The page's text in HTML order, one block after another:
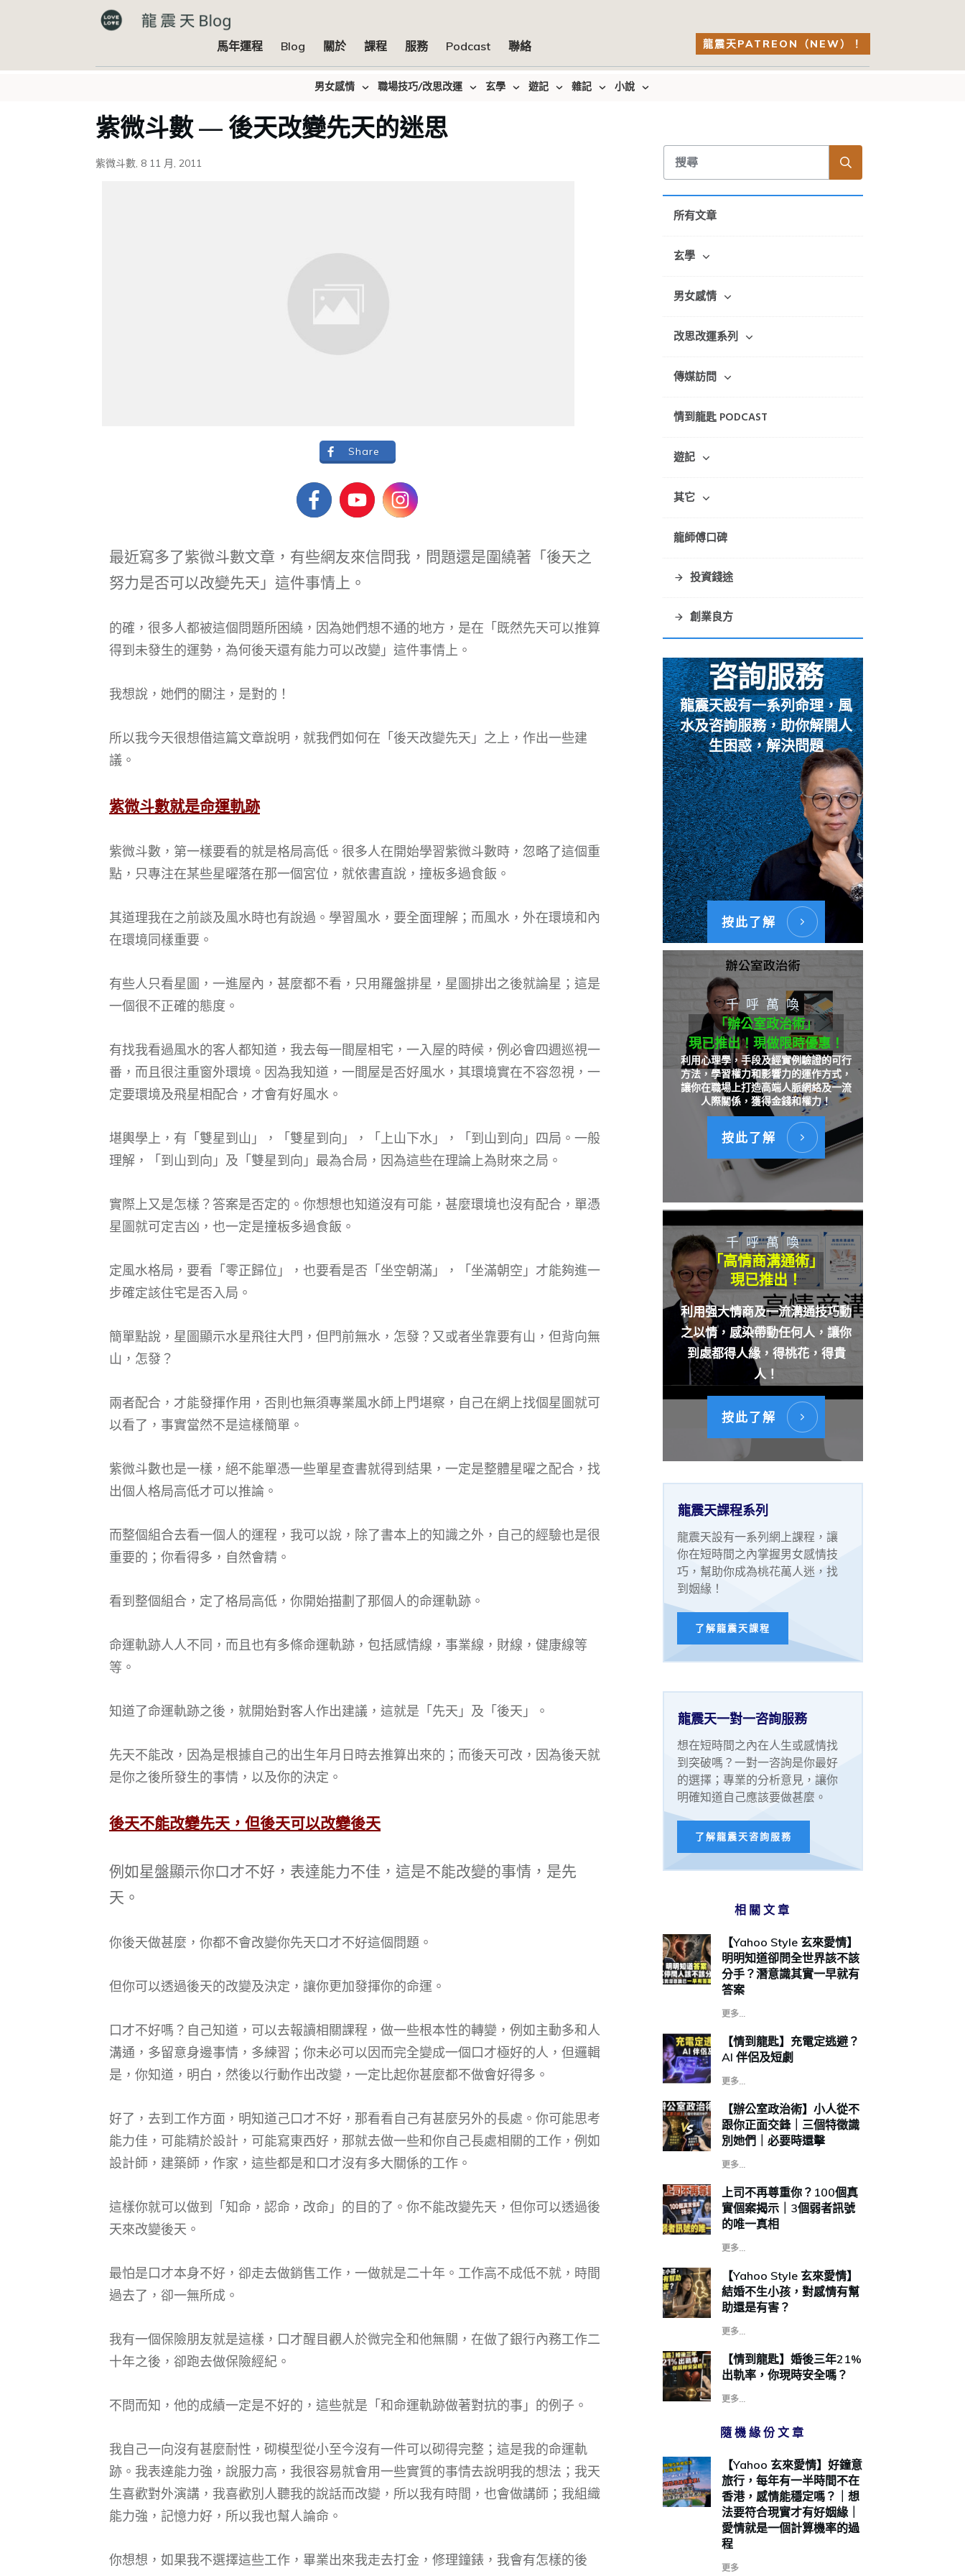
馬年運程 Blog 關於 課程 服務 Podcast 聯絡 龍震天PATREON（NEW）！
男女感情 職場技巧/改思改運 玄學 遊記 雜記 小說
紫微斗數 — 後天改變先天的迷思
紫微斗數, 8 11 月, 2011
Share
最近寫多了紫微斗數文章，有些網友來信問我，問題還是圍繞著「後天之
努力是否可以改變先天」這件事情上。
的確，很多人都被這個問題所困繞，因為她們想不通的地方，是在「既然先天可以推算
得到未發生的運勢，為何後天還有能力可以改變」這件事情上。
我想說，她們的關注，是對的！
所以我今天很想借這篇文章說明，就我們如何在「後天改變先天」之上，作出一些建
議。
紫微斗數就是命運軌跡
紫微斗數，第一樣要看的就是格局高低。很多人在開始學習紫微斗數時，忽略了這個重
點，只專注在某些星曜落在那一個宮位，就依書直說，撞板多過食飯。
其道理我在之前談及風水時也有說過。學習風水，要全面理解；而風水，外在環境和內
在環境同樣重要。
有些人只看星圖，一進屋內，甚麼都不看，只用羅盤排星，星圖排出之後就論星；這是
一個很不正確的態度。
有找我看過風水的客人都知道，我去每一間屋相宅，一入屋的時候，例必會四週巡視一
番，而且很注重窗外環境。因為我知道，一間屋是否好風水，其環境實在不容忽視，一
定要環境及飛星相配合，才會有好風水。
堪輿學上，有「雙星到山」，「雙星到向」，「上山下水」，「到山到向」四局。一般
理解，「到山到向」及「雙星到向」最為合局，因為這些在理論上為財來之局。
實際上又是怎樣？答案是否定的。你想想也知道沒有可能，甚麼環境也沒有配合，單憑
星圖就可定吉凶，也一定是撞板多過食飯。
定風水格局，要看「零正歸位」，也要看是否「坐空朝滿」，「坐滿朝空」才能夠進一
步確定該住宅是否入局。
簡單點說，星圖顯示水星飛往大門，但門前無水，怎發？又或者坐靠要有山，但背向無
山，怎發？
兩者配合，才能發揮作用，否則也無須專業風水師上門堪察，自己在網上找個星圖就可
以看了，事實當然不是這樣簡單。
紫微斗數也是一樣，絕不能單憑一些單星查書就得到結果，一定是整體星曜之配合，找
出個人格局高低才可以推論。
而整個組合去看一個人的運程，我可以說，除了書本上的知識之外，自己的經驗也是很
重要的；你看得多，自然會精。
看到整個組合，定了格局高低，你開始描劃了那個人的命運軌跡。
命運軌跡人人不同，而且也有多條命運軌跡，包括感情線，事業線，財線，健康線等
等。
知道了命運軌跡之後，就開始對客人作出建議，這就是「先天」及「後天」。
先天不能改，因為是根據自己的出生年月日時去推算出來的；而後天可改，因為後天就
是你之後所發生的事情，以及你的決定。
後天不能改變先天，但後天可以改變後天
例如星盤顯示你口才不好，表達能力不佳，這是不能改變的事情，是先
天。
你後天做甚麼，你都不會改變你先天口才不好這個問題。
但你可以透過後天的改變及決定，讓你更加發揮你的命運。
口才不好嗎？自己知道，可以去報讀相關課程，做一些根本性的轉變，例如主動多和人
溝通，多留意身邊事情，多練習；你未必可以因而完全變成一個口才極好的人，但邏輯
是，你知道，明白，然後以行動作出改變，一定比起你甚麼都不做會好得多。
好了，去到工作方面，明知道己口才不好，那看看自己有甚麼另外的長處。你可能思考
能力佳，可能精於設計，可能寫東西好，那就去做一些和你自己長處相關的工作，例如
設計師，建築師，作家，這些都是和口才沒有多大關係的工作。
這樣你就可以做到「知命，認命，改命」的目的了。你不能改變先天，但你可以透過後
天來改變後天。
最怕是口才本身不好，卻走去做銷售工作，一做就是二十年。工作高不成低不就，時間
過去了，卻一無所成。
我有一個保險朋友就是這樣，口才醒目觀人於微完全和他無關，在做了銀行內務工作二
十年之後，卻跑去做保險經紀。
不問而知，他的成績一定是不好的，這些就是「和命運軌跡做著對抗的事」的例子。
我自己一向沒有甚麼耐性，砌模型從小至今沒有一件可以砌得完整；這是我的命運軌
跡。我表達能力強，說服力高，我很容易就會用一些實質的事情去說明我的想法；我天
生喜歡對外演講，我喜歡別人聽我的說話而改變，所以我有時間，也會做講師；我組織
能力強，記憶力好，所以我也幫人論命。
你想想，如果我不選擇這些工作，畢業出來我走去打金，修理鐘錶，我會有怎樣的後
所有文章
玄學
男女感情
改思改運系列
傳媒訪問
情到龍匙 PODCAST
遊記
其它
龍師傅口碑
投資錢途
創業良方
咨詢服務
龍震天設有一系列命理，風
水及咨詢服務，助你解開人
生困惑，解決問題
按此了解
千呼萬喚
「辦公室政治術」
現已推出！現做限時優惠！
利用心理學，手段及經實例驗證的可行
方法，學習權力和影響力的運作方式，
讓你在職場上打造高端人脈網絡及一流
人際關係，獲得金錢和權力！
按此了解
千呼萬喚
「高情商溝通術」
現已推出！
利用强大情商及一流溝通技巧動
之以情，感染帶動任何人，讓你
到處都得人緣，得桃花，得貴
人！
按此了解
龍震天課程系列
龍震天設有一系列網上課程，讓
你在短時間之內掌握男女感情技
巧，幫助你成為桃花萬人迷，找
到姻緣！
了解龍震天課程
龍震天一對一咨詢服務
想在短時間之內在人生或感情找
到突破嗎？一對一咨詢是你最好
的選擇；專業的分析意見，讓你
明確知道自己應該要做甚麼。
了解龍震天咨詢服務
相關文章
【Yahoo Style 玄來愛情】
明明知道卻問全世界該不該
分手？潛意識其實一早就有
答案
更多...
【情到龍匙】充電定逃避？
AI 伴侶及短劇
更多...
【辦公室政治術】小人從不
跟你正面交鋒｜三個特徵識
別她們｜必要時還擊
更多...
上司不再尊重你？100個真
實個案揭示｜3個弱者訊號
的唯一真相
更多...
【Yahoo Style 玄來愛情】
結婚不生小孩，對感情有幫
助還是有害？
更多...
【情到龍匙】婚後三年21%
出軌率，你現時安全嗎？
更多...
隨機緣份文章
【Yahoo 玄來愛情】好鐘意
旅行，每年有一半時間不在
香港，感情能穩定嗎？｜想
法要符合現實才有好姻緣｜
愛情就是一個計算機率的過
程
更多